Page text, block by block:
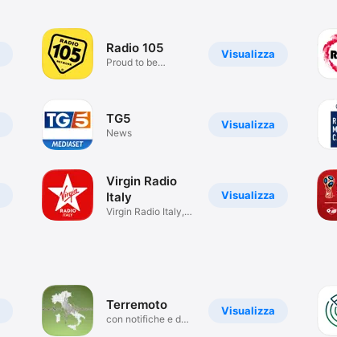
Visualizza
Radio 105
Proud to be
Visualizza
TG5
News
Visualizza
Virgin Radio
Italy
Virgin Radio Italy,
Visualizza
Terremoto
con notifiche e dati